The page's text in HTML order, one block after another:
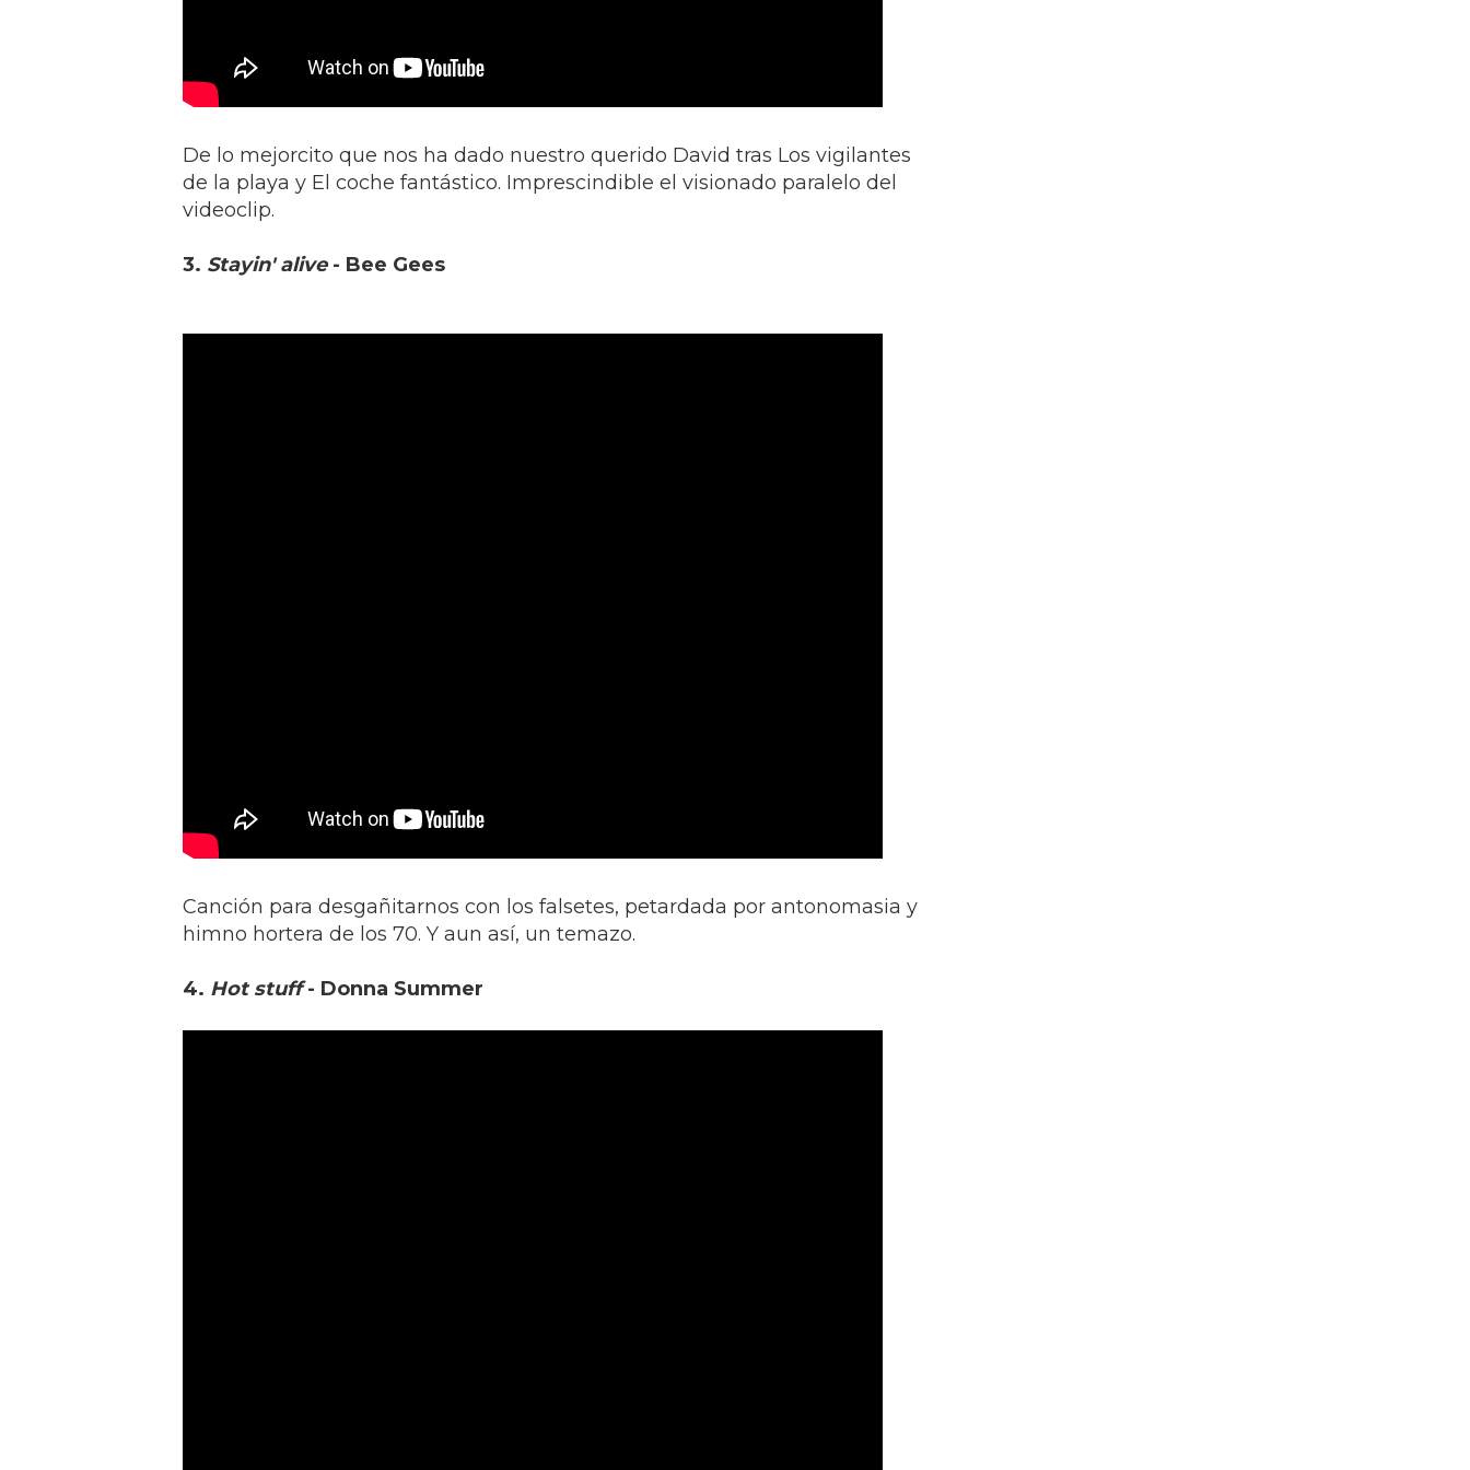
De lo mejorcito que nos ha dado nuestro querido David tras Los vigilantes
de la playa y El coche fantástico. Imprescindible el visionado paralelo del
videoclip.
3. Stayin' alive- Bee Gees
Canción para desgañitarnos con los falsetes, petardada por antonomasia y
himno hortera de los 70. Y aun así, un temazo.
4. Hot stuff- Donna Summer